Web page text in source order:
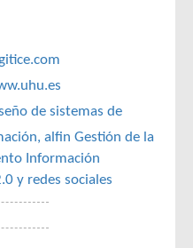
de sistemas de
alfin Gestión de la
Información
y redes sociales